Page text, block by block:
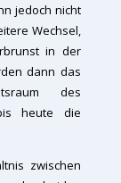
jedoch nicht
Wechsel,
in der
dann das
des
heute die
zwischen